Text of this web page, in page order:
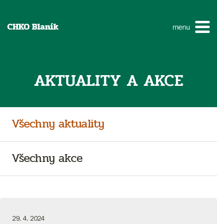
CHKO Blaník menu
AKTUALITY A AKCE
Všechny aktuality
Všechny akce
29. 4. 2024